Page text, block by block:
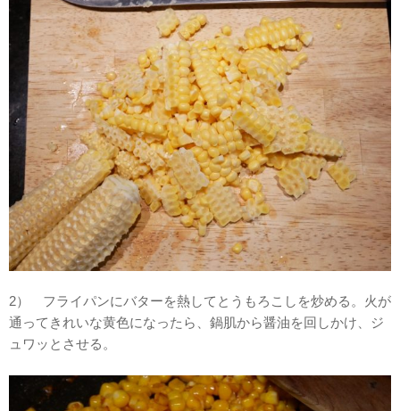
2） フライパンにバターを熱してとうもろこしを炒める。火が
通ってきれいな黄色になったら、鍋肌から醤油を回しかけ、ジ
ュワッとさせる。